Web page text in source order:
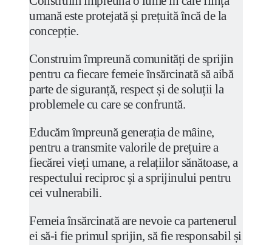
umană este protejată și prețuită încă de la
concepție.
Construim împreună comunități de sprijin
pentru ca fiecare femeie însărcinată să aibă
parte de siguranță, respect și de soluții la
problemele cu care se confruntă.
Educăm împreună generația de mâine,
pentru a transmite valorile de prețuire a
fiecărei vieți umane, a relațiilor sănătoase, a
respectului reciproc și a sprijinului pentru
cei vulnerabili.
Femeia însărcinată are nevoie ca partenerul
ei să-i fie primul sprijin, să fie responsabil și